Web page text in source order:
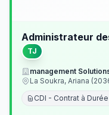
Administrateur
TJ
management
La Soukra, Ariana
CDI - Contrat à